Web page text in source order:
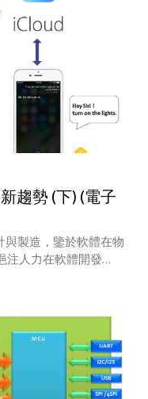
趨勢 (下) (電子
與製造，鑒於軟體在物
注人力在軟體開發